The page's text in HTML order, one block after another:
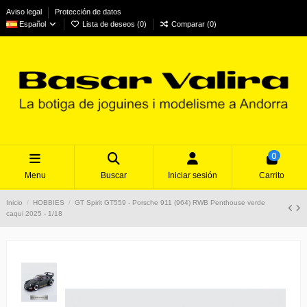
Aviso legal
Protección de datos
Español
Lista de deseos (0) Comparar (0)
Menu Buscar Iniciar sesión
0
Carrito
Inicio HOBBIES
GT Spirit GT559 - Porsche 911 (964) RWB Penthouse verde
caqui 2025 - 1/18